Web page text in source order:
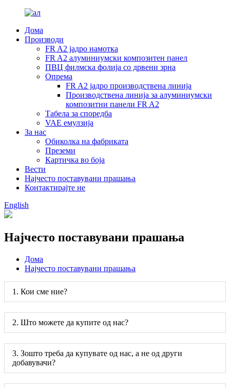
Дома
Производи
FR A2 јадро намотка
FR A2 алуминиумски композитен панел
ПВЦ филмска фолија со дрвени зрна
Опрема
FR A2 јадро производствена линија
Производствена линија за алуминиумски
композитни панели FR A2
Табела за споредба
VAE емулзија
За нас
Обиколка на фабриката
Преземи
Картичка во боја
Вести
Најчесто поставувани прашања
Контактирајте не
English
Најчесто поставувани прашања
Дома
Најчесто поставувани прашања
1. Кои сме ние?
2. Што можете да купите од нас?
3. Зошто треба да купувате од нас, а не од други
добавувачи?